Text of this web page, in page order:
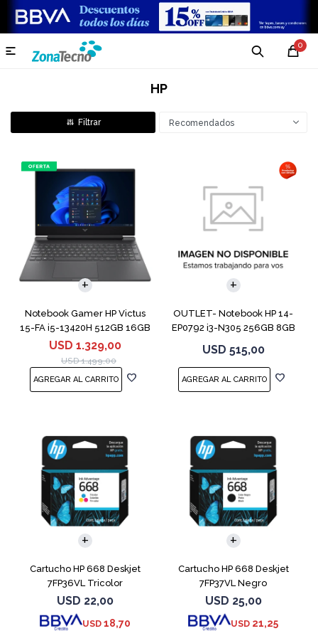
0

HP
Recomendados
Notebook Gamer HP Victus
15-FA i5-13420H 512GB 16GB
RTX 4050
USD 1.329,00
USD 1.499,00
COMPARAR
OUTLET- Notebook HP 14-
EP0792 i3-N305 256GB 8GB
USD 515,00
COMPARAR
Cartucho HP 668 Deskjet
7FP36VL Tricolor
USD 22,00
USD 18,70
Cartucho HP 668 Deskjet
7FP37VL Negro
USD 25,00
USD 21,25